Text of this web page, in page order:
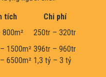
tích Chi phí
800m²
250tr – 320tr
1500m² 396tr – 960tr
6500m² 1,3 tỷ – 3 tỷ